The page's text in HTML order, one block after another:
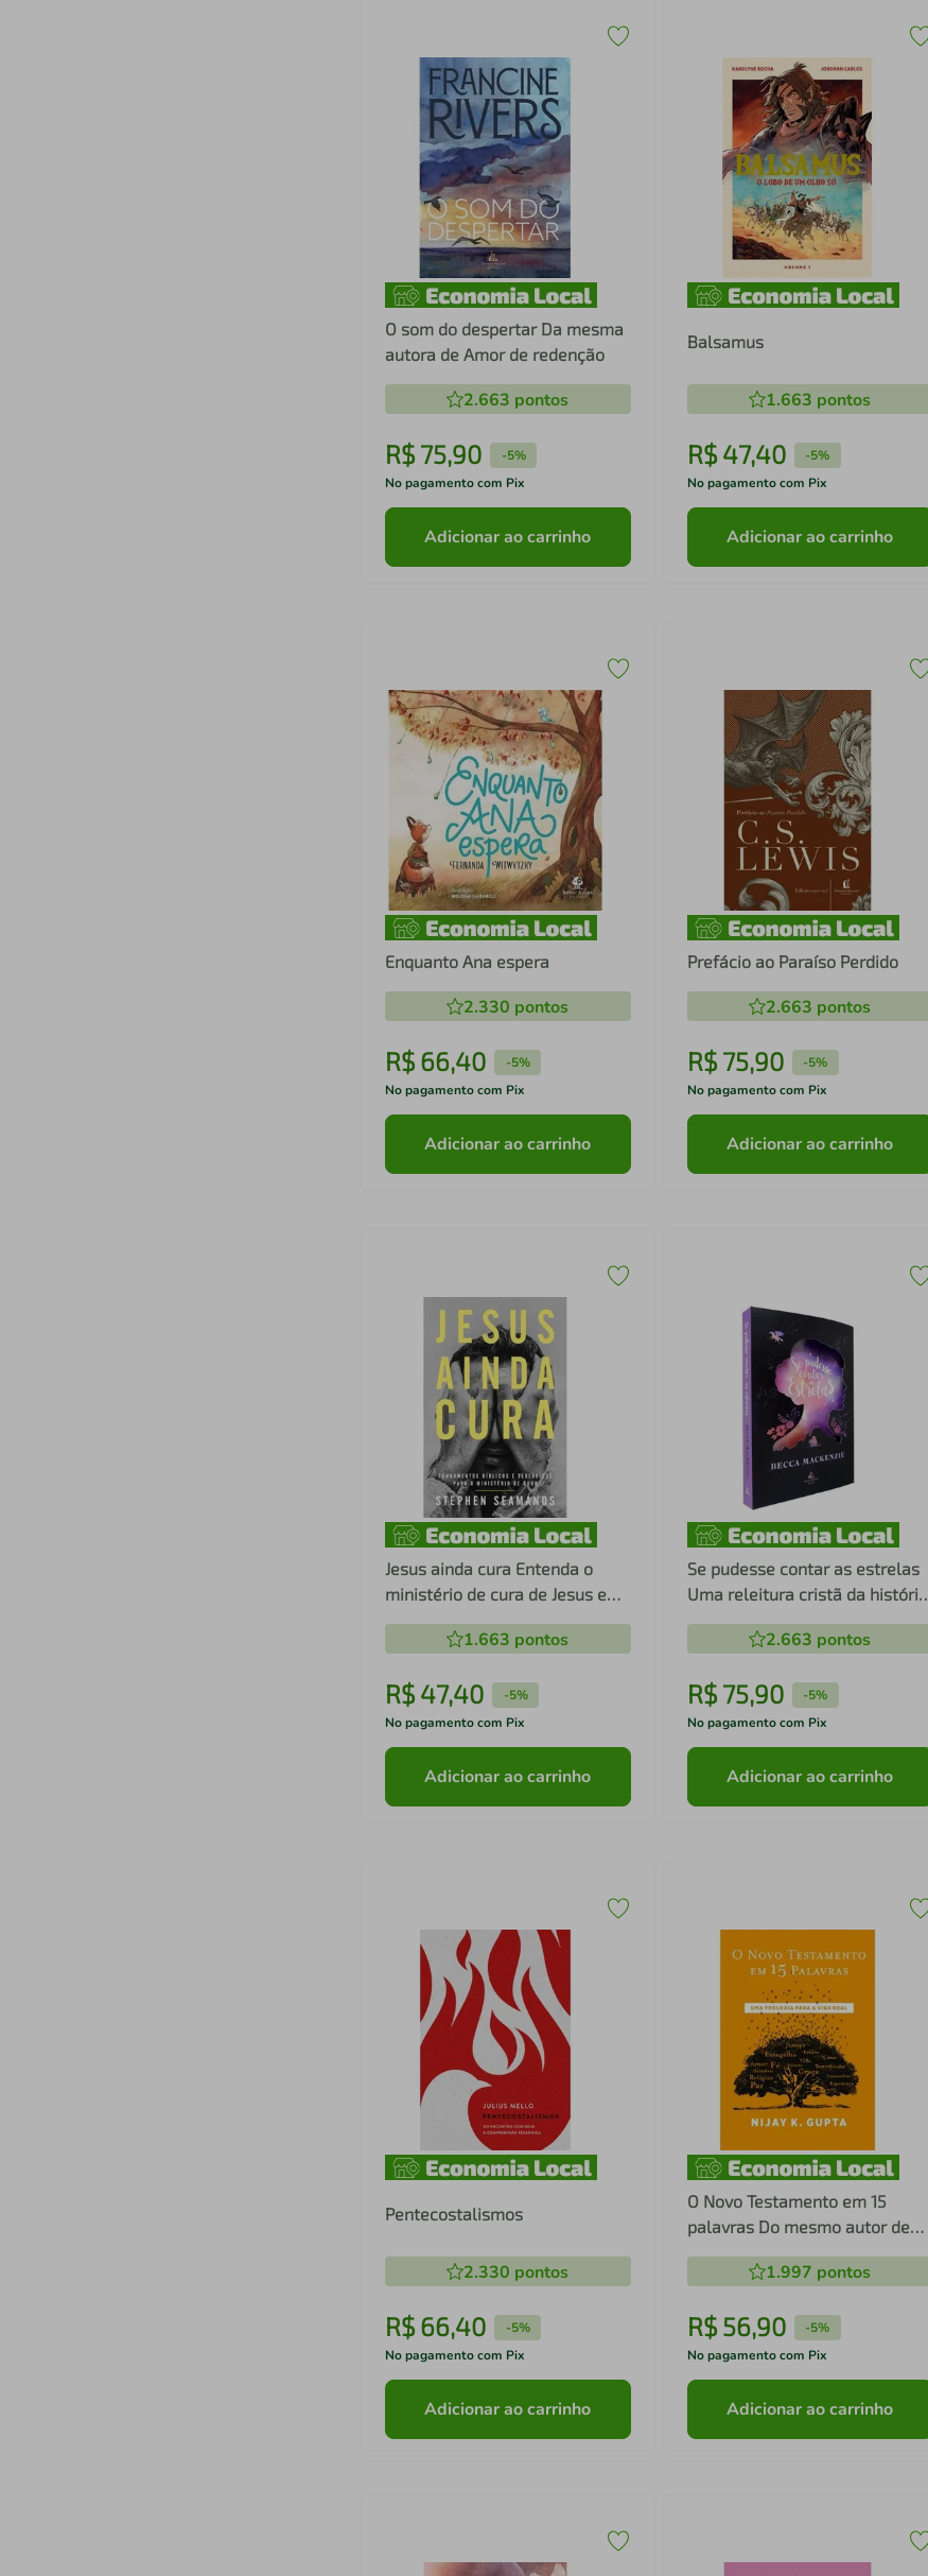
O som do despertar Da mesma
autora de Amor de redenção
2.663 pontos
R$ 75,90 -5%
No pagamento com Pix
Adicionar ao carrinho
Balsamus
1.663 pontos
R$ 47,40 -5%
No pagamento com Pix
Adicionar ao carrinho
Enquanto Ana espera
2.330 pontos
R$ 66,40 -5%
No pagamento com Pix
Adicionar ao carrinho
Prefácio ao Paraíso Perdido
2.663 pontos
R$ 75,90 -5%
No pagamento com Pix
Adicionar ao carrinho
Jesus ainda cura Entenda o
ministério de cura de Jesus e
como ele realiza milagres nos
dias de hoje1.663 pontos
R$ 47,40 -5%
No pagamento com Pix
Adicionar ao carrinho
Se pudesse contar as estrelas
Uma releitura cristã da história
de Peter Pan
2.663 pontos
R$ 75,90 -5%
No pagamento com Pix
Adicionar ao carrinho
Pentecostalismos
2.330 pontos
R$ 66,40 -5%
No pagamento com Pix
Adicionar ao carrinho
O Novo Testamento em 15
palavras Do mesmo autor de
Paulo e a linguagem da fé
1.997 pontos
R$ 56,90 -5%
No pagamento com Pix
Adicionar ao carrinho